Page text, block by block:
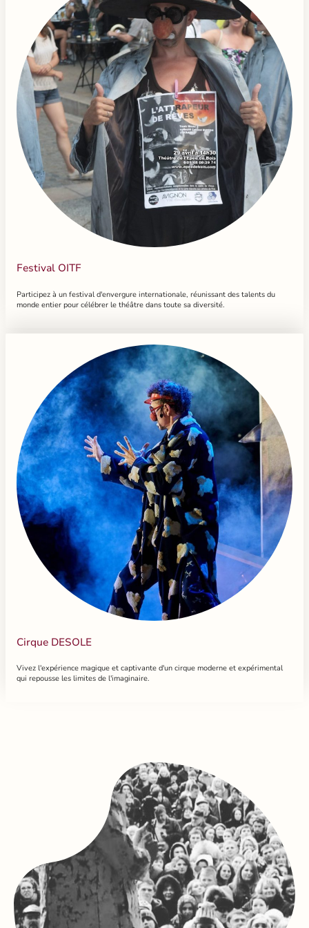
Festival OITF
Participez à un festival d'envergure internationale, réunissant des talents du
monde entier pour célébrer le théâtre dans toute sa diversité.
Cirque DESOLE
Vivez l'expérience magique et captivante d'un cirque moderne et expérimental
qui repousse les limites de l'imaginaire.